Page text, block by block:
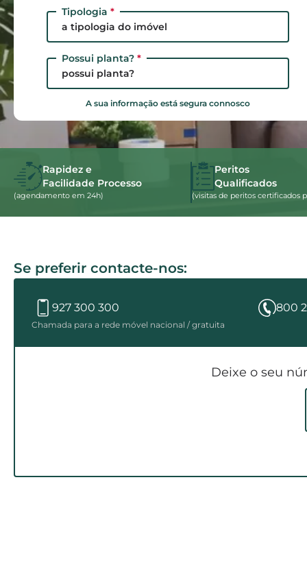
Tipologia *
a tipologia do imóvel
Possui planta? *
possui planta?
A sua informação está segura connosco
Rapidez e
Facilidade Processo
(agendamento em 24h)
Peritos
Qualificados
(visitas de peritos certificados
Se preferir contacte-nos:
927 300 300 800
Chamada para a rede móvel nacional / gratuita
Deixe o seu